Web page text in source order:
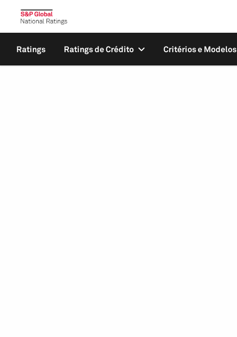
Ratings Ratings de Crédito Critérios e Modelos